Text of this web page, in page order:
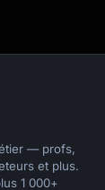
— profs,
et plus.
1 000+